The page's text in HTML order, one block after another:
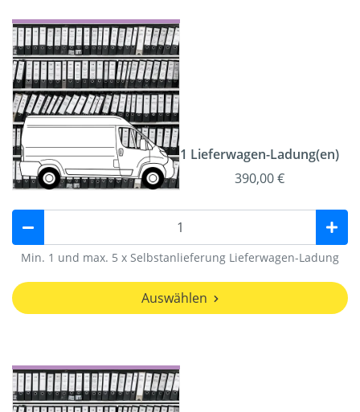
1 Lieferwagen-Ladung(en)
390,00 €
Min. 1 und max. 5 x Selbstanlieferung Lieferwagen-Ladung
Auswählen